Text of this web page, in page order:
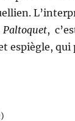
Paltoquet,
espiègle,
)